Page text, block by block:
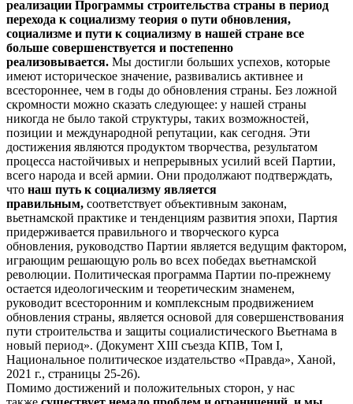
реализации Программы строительства страны в период
перехода к социализму теория о пути обновления,
социализме и пути к социализму в нашей стране все
больше совершенствуется и постепенно
реализовывается. Мы достигли больших успехов, которые
имеют историческое значение, развивались активнее и
всестороннее, чем в годы до обновления страны. Без ложной
скромности можно сказать следующее: у нашей страны
никогда не было такой структуры, таких возможностей,
позиции и международной репутации, как сегодня. Эти
достижения являются продуктом творчества, результатом
процесса настойчивых и непрерывных усилий всей Партии,
всего народа и всей армии. Они продолжают подтверждать,
что наш путь к социализму является
правильным, соответствует объективным законам,
вьетнамской практике и тенденциям развития эпохи, Партия
придерживается правильного и творческого курса
обновления, руководство Партии является ведущим фактором,
играющим решающую роль во всех победах вьетнамской
революции. Политическая программа Партии по-прежнему
остается идеологическим и теоретическим знаменем,
руководит всесторонним и комплексным продвижением
обновления страны, является основой для совершенствования
пути строительства и защиты социалистического Вьетнама в
новый период». (Документ XIII съезда КПВ, Том I,
Национальное политическое издательство «Правда», Ханой,
2021 г., страницы 25-26).
Помимо достижений и положительных сторон, у нас